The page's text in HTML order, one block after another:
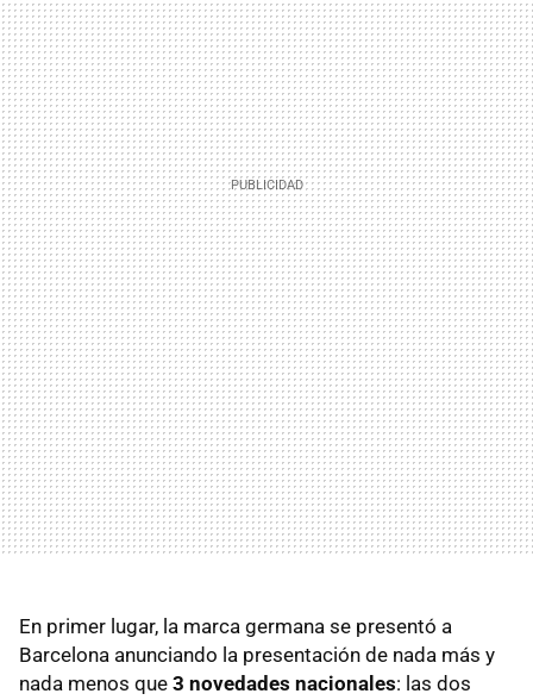
En primer lugar, la marca germana se presentó a
Barcelona anunciando la presentación de nada más y
nada menos que 3 novedades nacionales: las dos